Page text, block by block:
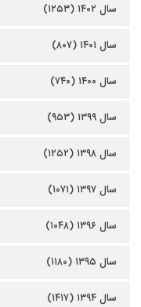
سال ۱۴۰۲ (۱۲۵۳)
سال ۱۴۰۱ (۸۰۷)
سال ۱۴۰۰ (۷۴۰)
سال ۱۳۹۹ (۹۵۳)
سال ۱۳۹۸ (۱۲۵۲)
سال ۱۳۹۷ (۱۰۷۱)
سال ۱۳۹۶ (۱۰۴۸)
سال ۱۳۹۵ (۱۱۸۰)
سال ۱۳۹۴ (۱۴۱۷)